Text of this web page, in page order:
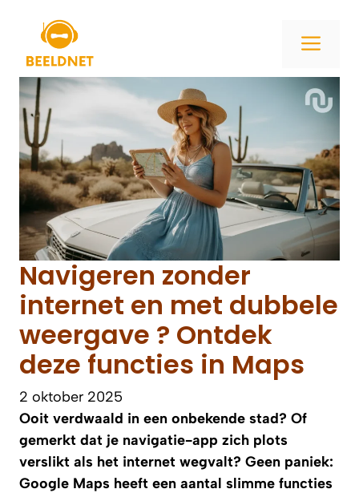
inhoud
Navigeren zonder
internet en met dubbele
weergave ? Ontdek
deze functies in Maps
2 oktober 2025
Ooit verdwaald in een onbekende stad? Of
gemerkt dat je navigatie-app zich plots
verslikt als het internet wegvalt? Geen paniek:
Google Maps heeft een aantal slimme functies